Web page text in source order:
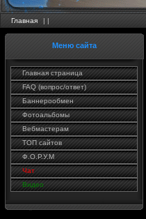
Главная | |
Меню сайта
Главная страница
FAQ (вопрос/ответ)
Баннерообмен
Фотоальбомы
Вебмастерам
ТОП сайтов
Ф.О.Р.У.М
Чат
Видео